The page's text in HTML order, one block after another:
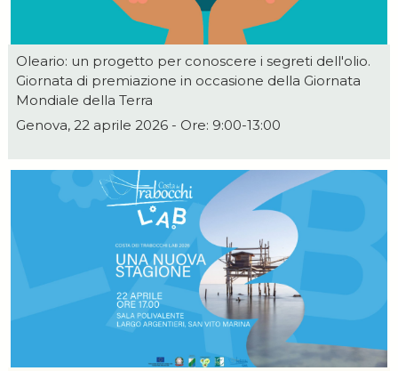
Oleario: un progetto per conoscere i segreti dell'olio.
Giornata di premiazione in occasione della Giornata
Mondiale della Terra
Genova, 22 aprile 2026 - Ore: 9:00-13:00